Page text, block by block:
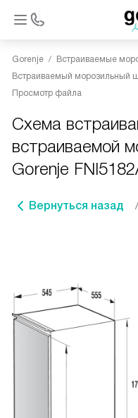
Gorenje
Встраиваемые
Встраиваемый морозильный
Просмотр файла
Схема
встраиваемой
Gorenje
Вернуться назад